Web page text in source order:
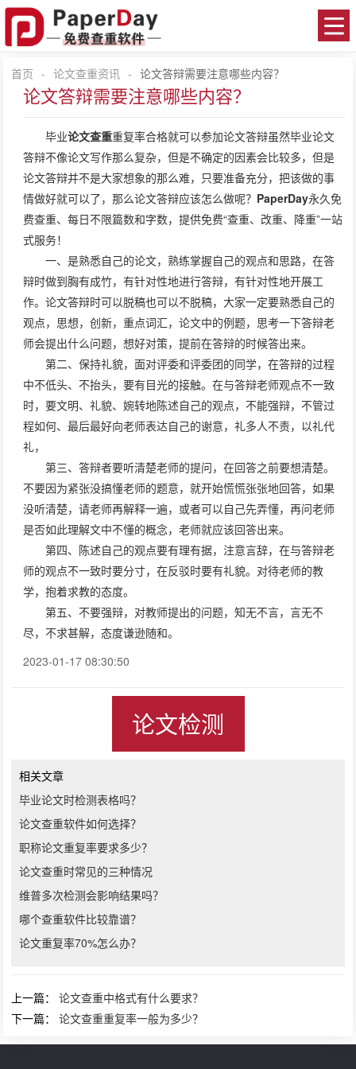
首页 - 论文查重资讯 - 论文答辩需要注意哪些内容？
论文答辩需要注意哪些内容？
毕业论文查重重复率合格就可以参加论文答辩虽然毕业论文
答辩不像论文写作那么复杂，但是不确定的因素会比较多，但是
论文答辩并不是大家想象的那么难，只要准备充分，把该做的事
情做好就可以了，那么论文答辩应该怎么做呢？ PaperDay永久免
费查重、每日不限篇数和字数，提供免费“查重、改重、降重”一站
式服务！
一、是熟悉自己的论文，熟练掌握自己的观点和思路，在答
辩时做到胸有成竹，有针对性地进行答辩，有针对性地开展工
作。论文答辩时可以脱稿也可以不脱稿，大家一定要熟悉自己的
观点，思想，创新，重点词汇，论文中的例题，思考一下答辩老
师会提出什么问题，想好对策，提前在答辩的时候答出来。
第二、保持礼貌，面对评委和评委团的同学，在答辩的过程
中不低头、不抬头，要有目光的接触。在与答辩老师观点不一致
时，要文明、礼貌、婉转地陈述自己的观点，不能强辩，不管过
程如何、最后最好向老师表达自己的谢意，礼多人不责，以礼代
礼，
第三、答辩者要听清楚老师的提问，在回答之前要想清楚。
不要因为紧张没搞懂老师的题意，就开始慌慌张张地回答，如果
没听清楚，请老师再解释一遍，或者可以自己先弄懂，再问老师
是否如此理解文中不懂的概念，老师就应该回答出来。
第四、陈述自己的观点要有理有据，注意言辞，在与答辩老
师的观点不一致时要分寸，在反驳时要有礼貌。对待老师的教
学，抱着求教的态度。
第五、不要强辩，对教师提出的问题，知无不言，言无不
尽，不求甚解，态度谦逊随和。
2023-01-17 08:30:50
论文检测
相关文章
毕业论文时检测表格吗？
论文查重软件如何选择？
职称论文重复率要求多少？
论文查重时常见的三种情况
维普多次检测会影响结果吗？
哪个查重软件比较靠谱？
论文重复率70%怎么办？
上一篇：论文查重中格式有什么要求？
下一篇：论文查重重复率一般为多少？